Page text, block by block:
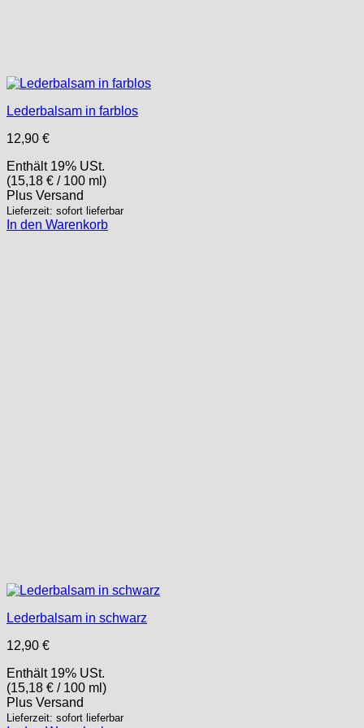
Lederbalsam in farblos
12,90 €
Enthält 19% USt.
(15,18 € / 100 ml)
Plus Versand
Lieferzeit: sofort lieferbar
In den Warenkorb
Lederbalsam in schwarz
12,90 €
Enthält 19% USt.
(15,18 € / 100 ml)
Plus Versand
Lieferzeit: sofort lieferbar